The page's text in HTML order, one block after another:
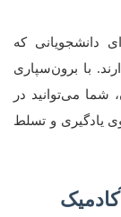
دانشجویانی که
با برون‌سپاری
شما می‌توانید در
یادگیری و تسلط